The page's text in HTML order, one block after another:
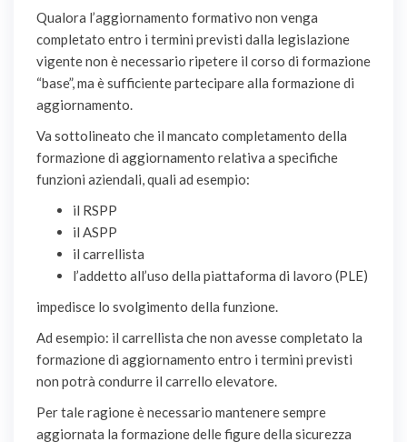
Qualora l’aggiornamento formativo non venga
completato entro i termini previsti dalla legislazione
vigente non è necessario ripetere il corso di formazione
“base”, ma è sufficiente partecipare alla formazione di
aggiornamento.
Va sottolineato che il mancato completamento della
formazione di aggiornamento relativa a specifiche
funzioni aziendali, quali ad esempio:
il RSPP
il ASPP
il carrellista
l’addetto all’uso della piattaforma di lavoro (PLE)
impedisce lo svolgimento della funzione.
Ad esempio: il carrellista che non avesse completato la
formazione di aggiornamento entro i termini previsti
non potrà condurre il carrello elevatore.
Per tale ragione è necessario mantenere sempre
aggiornata la formazione delle figure della sicurezza